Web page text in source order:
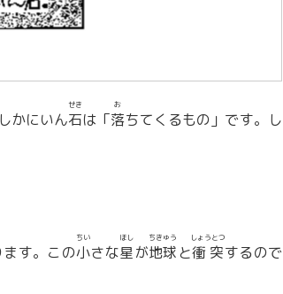
かにいん石
せき
は「落
お
ちてくるもの」です。し
す。この小
ちい
さな星
ほし
が地球
ちきゅう
と衝突
しょうとつ
するので